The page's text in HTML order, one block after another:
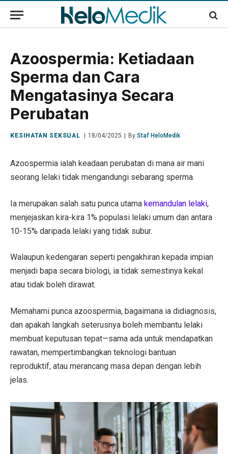
Azoospermia: Ketiadaan
Sperma dan Cara
Mengatasinya Secara
Perubatan
KESIHATAN SEKSUAL 18/04/2025 By Staf HeloMedik
Azoospermia ialah keadaan perubatan di mana air mani
seorang lelaki tidak mengandungi sebarang sperma.
Ia merupakan salah satu punca utama kemandulan lelaki,
menjejaskan kira-kira 1% populasi lelaki umum dan antara
10-15% daripada lelaki yang tidak subur.
Walaupun kedengaran seperti pengakhiran kepada impian
menjadi bapa secara biologi, ia tidak semestinya kekal
atau tidak boleh dirawat.
Memahami punca azoospermia, bagaimana ia didiagnosis,
dan apakah langkah seterusnya boleh membantu lelaki
membuat keputusan tepat—sama ada untuk mendapatkan
rawatan, mempertimbangkan teknologi bantuan
reproduktif, atau merancang masa depan dengan lebih
jelas.